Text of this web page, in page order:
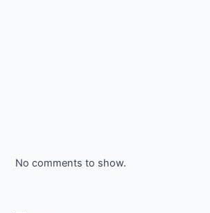
No comments to show.